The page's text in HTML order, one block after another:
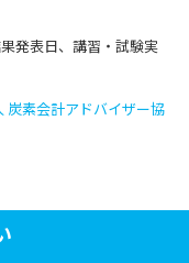
発表日、講習・試験実
炭素会計アドバイザー協